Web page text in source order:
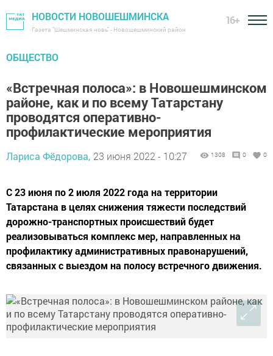
НОВОСТИ НОВОШЕШМИНСКА
Газета "Шешминская новь" - Новошешминский район
16+
ОБЩЕСТВО
«Встречная полоса»: в Новошешминском
районе, как и по всему Татарстану
проводятся оперативно-
профилактические мероприятия
Лариса Фёдорова, 23 июня 2022 - 10:27 1308 0 0
С 23 июня по 2 июля 2022 года на территории
Татарстана в целях снижения тяжести последствий
дорожно-транспортных происшествий будет
реализовываться комплекс мер, направленных на
профилактику административных правонарушений,
связанных с выездом на полосу встречного движения.